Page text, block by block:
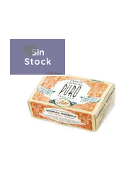
Sin
Stock